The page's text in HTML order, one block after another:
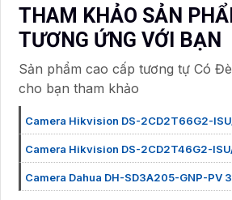
THAM KHẢO SẢN
TƯƠNG ỨNG VỚI BẠN
Sản phẩm cao cấp tương tự Có
cho bạn tham khảo
Camera Hikvision DS-2CD2T66G2-
Camera Hikvision DS-2CD2T46G2-
Camera Dahua DH-SD3A205-GNP-PV